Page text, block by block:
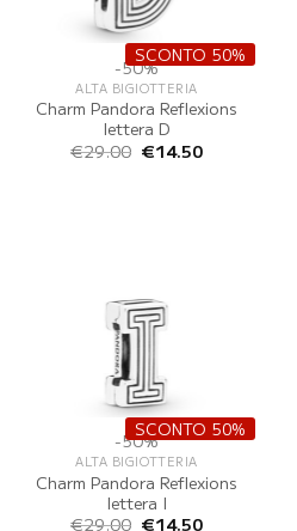
-50%
ALTA BIGIOTTERIA
Charm Pandora Reflexions
lettera D
SCONTO 50%
€29.00 Il
prezzo
€14.50Il
prezzo
-50%
ALTA BIGIOTTERIA
Charm Pandora Reflexions
lettera I
SCONTO 50%
€29.00 Il
€14.50Il